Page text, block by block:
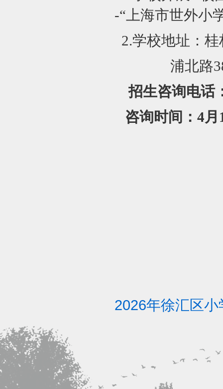
-“上海市世外小
2.学校地址：
浦北路
招生咨询电话
咨询时间：4
2026年徐汇区